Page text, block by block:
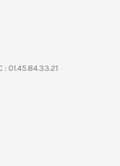
: 01.45.84.33.21